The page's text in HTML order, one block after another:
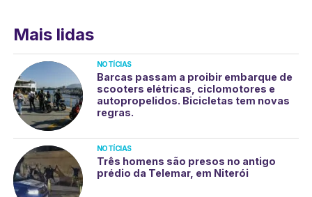
Mais lidas
NOTÍCIAS
Barcas passam a proibir embarque de
scooters elétricas, ciclomotores e
autopropelidos. Bicicletas tem novas
regras.
NOTÍCIAS
Três homens são presos no antigo
prédio da Telemar, em Niterói